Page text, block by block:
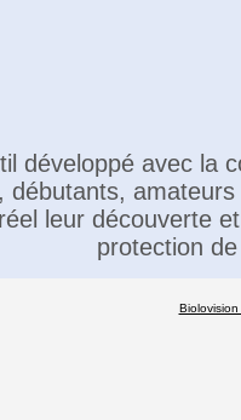
développé avec la
débutants,
leur découverte
protection
Biolovision